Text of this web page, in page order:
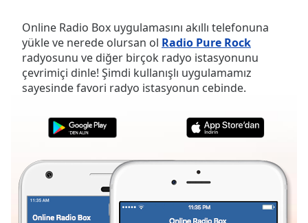
Mute
Current
Time0:00
Duration-:-
Seek to
live,
behind
Online Radio Box uygulamasını akıllı telefonuna
yükle ve nerede olursan ol Radio Pure Rock
radyosunu ve diğer birçok radyo istasyonunu
çevrimiçi dinle! Şimdi kullanışlı uygulamamız
sayesinde favori radyo istasyonun cebinde.